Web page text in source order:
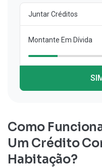
Juntar Créditos
Montante Em Dívida
Como
Um Crédito
Habitação?